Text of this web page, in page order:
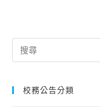
Search
for:
校務公告分類